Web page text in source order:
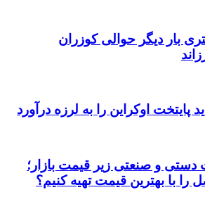
برق شهرهای مورد حمله
زبان دختری که تازه زائر شده است
آمریکا برای اسرائیل